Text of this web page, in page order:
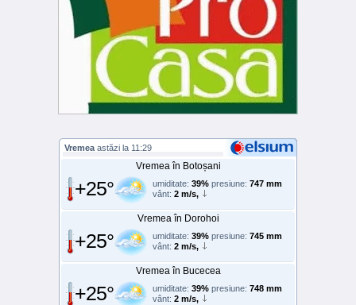
Vremea astăzi la 11:29
Vremea în Botoșani
+25° umiditate: 39% presiune: 747 mm
vânt: 2 m/s,
Vremea în Dorohoi
+25° umiditate: 39% presiune: 745 mm
vânt: 2 m/s,
Vremea în Bucecea
+25° umiditate: 39% presiune: 748 mm
vânt: 2 m/s,